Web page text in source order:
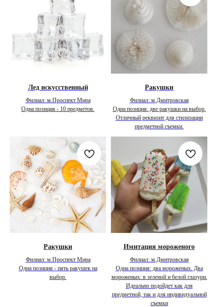
Лед искусственный
Филиал: м.Проспект Мира
Одна позиция - 10 предметов.
Ракушки
Филиал: м.Дмитровская
Одна позиция: две ракушки на выбор.
Отличный реквизит для стилизации
предметной съемки.
Ракушки
Филиал: м.Проспект Мира
Одна позиция - пять ракушек на
выбор.
Имитация мороженого
Филиал: м.Дмитровская
Одна позиция: два мороженых. Два
мороженых: в зеленой и белой глазури.
Идеально подойдет как для
предметной, так и для индивидуальной
съемки